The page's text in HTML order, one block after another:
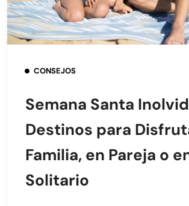
CONSEJOS
Semana Santa
Destinos para
Familia, en Pareja o
Solitario